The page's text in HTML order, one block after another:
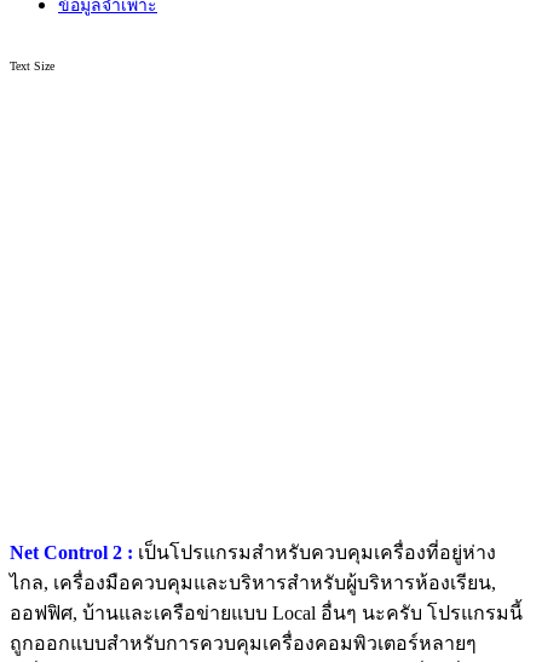
ข้อมูลจำเพาะ
Text Size
Net Control 2 : เป็นโปรแกรมสำหรับควบคุมเครื่องที่อยู่ห่าง
ไกล, เครื่องมือควบคุมและบริหารสำหรับผู้บริหารห้องเรียน,
ออฟฟิศ, บ้านและเครือข่ายแบบ Local อื่นๆ นะครับ โปรแกรมนี้
ถูกออกแบบสำหรับการควบคุมเครื่องคอมพิวเตอร์หลายๆ